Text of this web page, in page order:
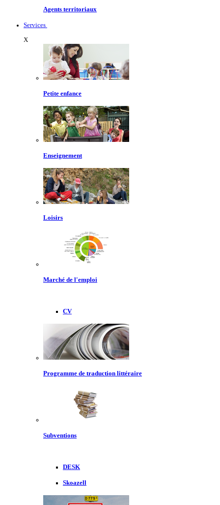
Agents territoriaux
Services
X
Petite enfance
Enseignement
Loisirs
Marché de l'emploi
CV
Programme de traduction littéraire
Subventions
DESK
Skoazell